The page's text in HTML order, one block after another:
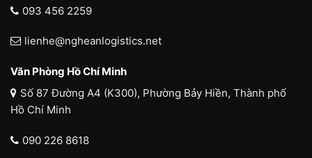
093 456 2259
lienhe@ngheanlogistics.net
Văn Phòng Hồ Chí Minh
Số 87 Đường A4 (K300), Phường Bảy Hiền, Thành phố
Hồ Chí Minh
090 226 8618